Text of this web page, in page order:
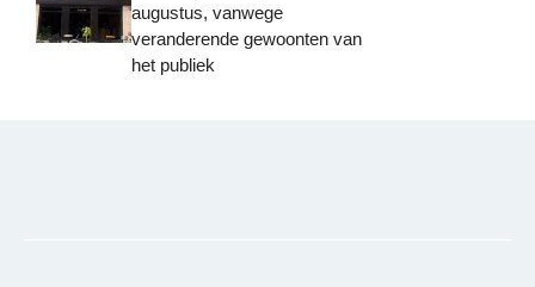
augustus, vanwege
veranderende gewoonten van
het publiek